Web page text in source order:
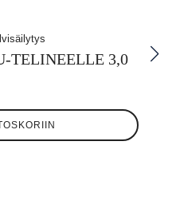
TELINEELLE 3,0